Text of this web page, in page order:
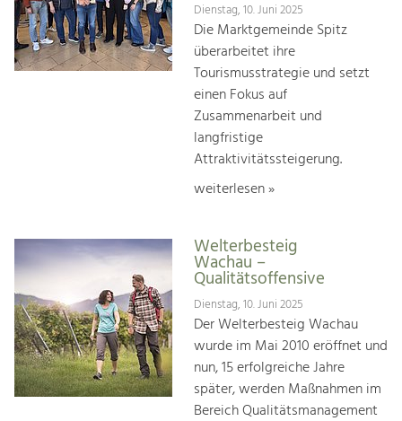
Dienstag, 10. Juni 2025
Die Marktgemeinde Spitz
überarbeitet ihre
Tourismusstrategie und setzt
einen Fokus auf
Zusammenarbeit und
langfristige
Attraktivitätssteigerung.
weiterlesen »
Welterbesteig
Wachau –
Qualitätsoffensive
Dienstag, 10. Juni 2025
Der Welterbesteig Wachau
wurde im Mai 2010 eröffnet und
nun, 15 erfolgreiche Jahre
später, werden Maßnahmen im
Bereich Qualitätsmanagement